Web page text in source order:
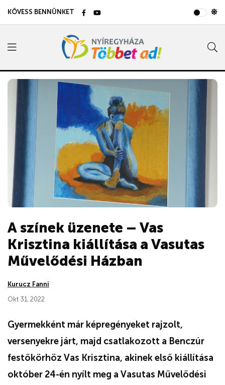
KÖVESS BENNÜNKET
A színek üzenete – Vas
Krisztina kiállítása a Vasutas
Művelődési Házban
Kurucz Fanni
Okt 31, 2022
Gyermekként már képregényeket rajzolt,
versenyekre járt, majd csatlakozott a Benczúr
festőkörhöz Vas Krisztina, akinek első kiállítása
október 24-én nyílt meg a Vasutas Művelődési